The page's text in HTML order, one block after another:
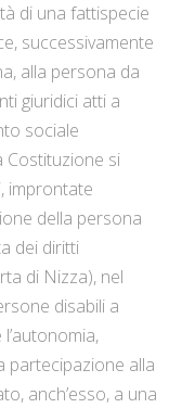
di una fattispecie
successivamente
alla persona da
giuridici atti a
sociale
Costituzione si
improntate
della persona
dei diritti
di Nizza), nel
disabili a
partecipazione alla
anch’esso, a una